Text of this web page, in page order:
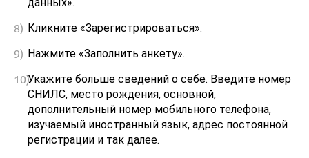
Кликните «Зарегистрироваться».
Нажмите «Заполнить анкету».
Укажите больше сведений о себе. Введите номер
СНИЛС, место рождения, основной,
дополнительный номер мобильного телефона,
изучаемый иностранный язык, адрес постоянной
регистрации и так далее.